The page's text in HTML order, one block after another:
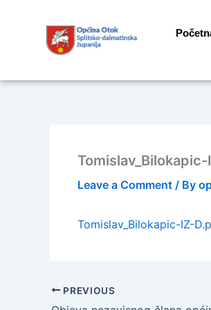
Leave a Comment / By
Tomislav_Bilokapic-IZ-
PREVIOUS